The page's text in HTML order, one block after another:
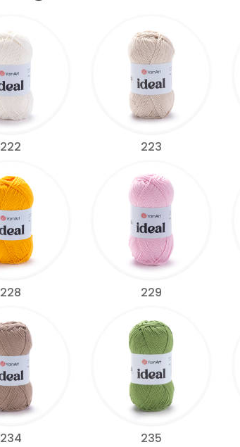
222 223
228 229
234 235